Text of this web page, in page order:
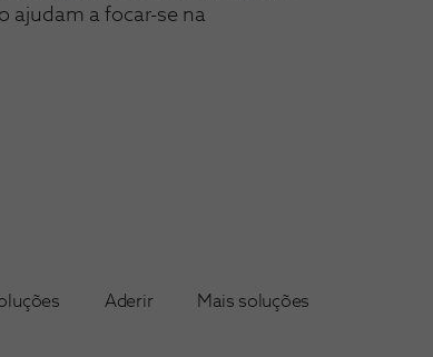
ajudam a focar-se na
Aderir Mais soluções